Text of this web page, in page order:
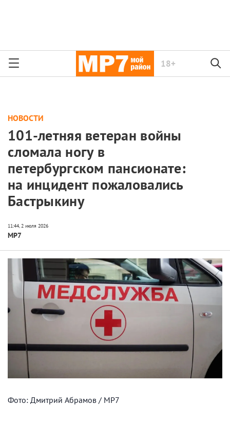
18+
НОВОСТИ
101-летняя ветеран войны
сломала ногу в
петербургском пансионате:
на инцидент пожаловались
Бастрыкину
МР7
Фото: Дмитрий Абрамов / МР7